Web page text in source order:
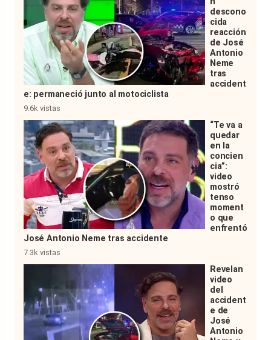
descono
cida
reacción
de José
Antonio
Neme
tras
accident
e: permaneció junto al motociclista
9.6k vistas
“Te va a
quedar
en la
concien
cia”:
video
mostró
tenso
moment
o que
enfrentó
José Antonio Neme tras accidente
7.3k vistas
Revelan
video
del
accident
e de
José
Antonio